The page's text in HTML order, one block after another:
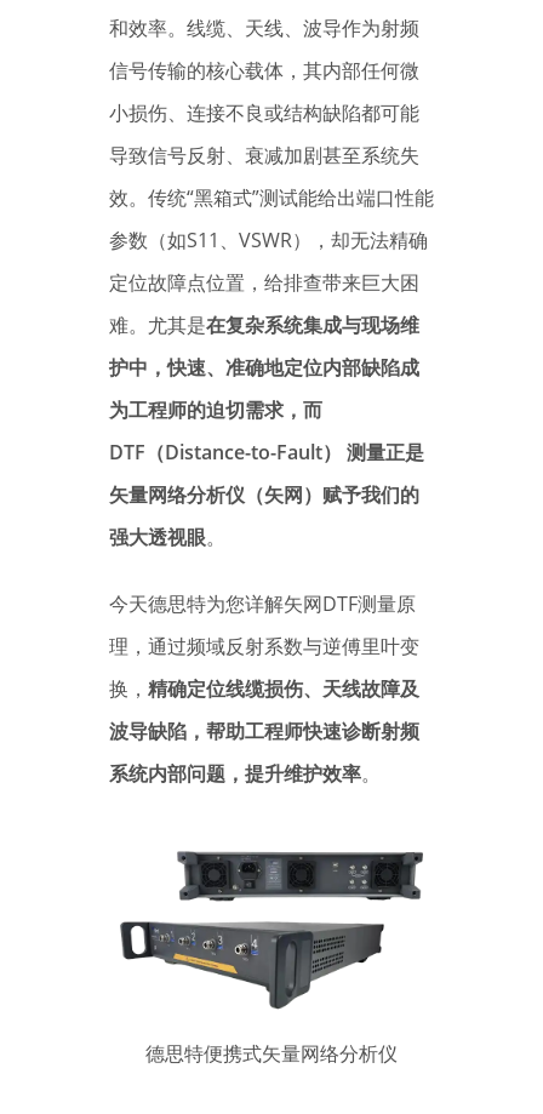
和效率。线缆、天线、波导作为射频
信号传输的核心载体，其内部任何微
小损伤、连接不良或结构缺陷都可能
导致信号反射、衰减加剧甚至系统失
效。传统“黑箱式”测试能给出端口性能
参数（如S11、VSWR），却无法精确
定位故障点位置，给排查带来巨大困
难。尤其是在复杂系统集成与现场维
护中，快速、准确地定位内部缺陷成
为工程师的迫切需求，而
DTF（Distance-to-Fault） 测量正是
矢量网络分析仪（矢网）赋予我们的
强大透视眼。
今天德思特为您详解矢网DTF测量原
理，通过频域反射系数与逆傅里叶变
换， 精确定位线缆损伤、天线故障及
波导缺陷，帮助工程师快速诊断射频
系统内部问题，提升维护效率。
德思特便携式矢量网络分析仪